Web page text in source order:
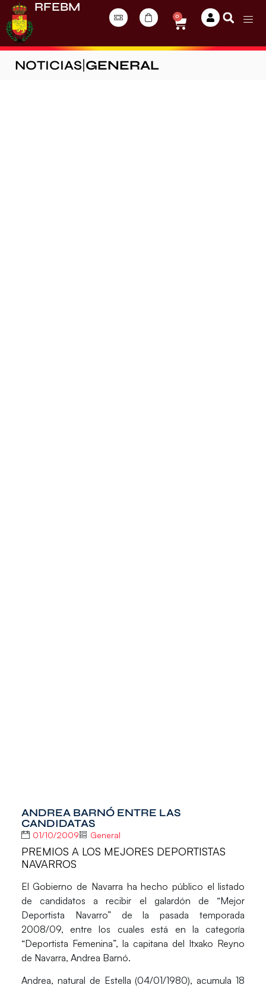
RFEBM
0
NOTICIAS GENERAL
ANDREA BARNÓ ENTRE LAS
CANDIDATAS
01/10/2009 General
PREMIOS A LOS MEJORES DEPORTISTAS
NAVARROS
El Gobierno de Navarra ha hecho público el listado
de candidatos a recibir el galardón de “Mejor
Deportista Navarro” de la pasada temporada
2008/09, entre los cuales está en la categoría
“Deportista Femenina”, la capitana del Itxako Reyno
de Navarra, Andrea Barnó.
Andrea, natural de Estella (04/01/1980), acumula 18